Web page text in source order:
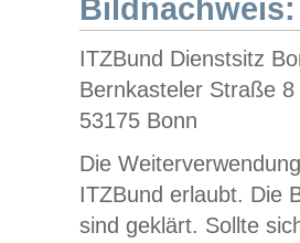
Bildnachweis:
ITZBund Dienstsitz
Bernkasteler Straße 8
53175 Bonn
Die
ITZBund erlaubt. Die
sind geklärt. Sollte